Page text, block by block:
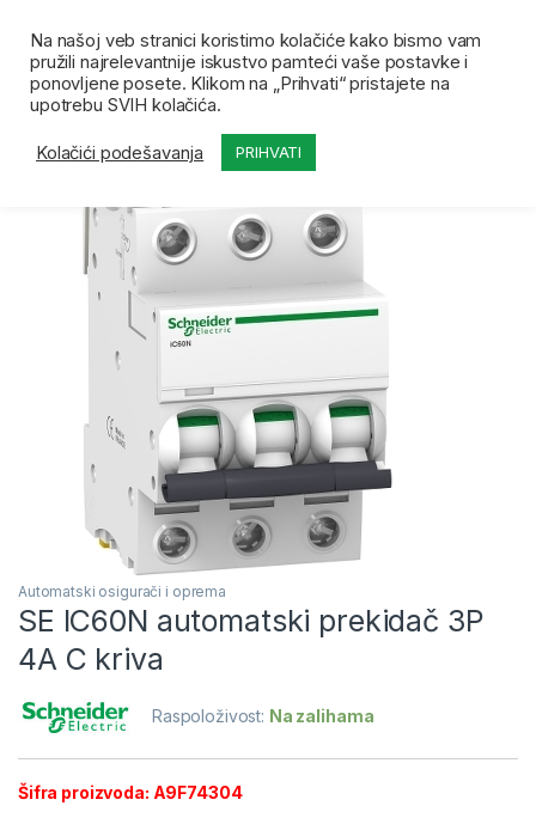
Početna Prodavnica Automatski osigurači i oprema
Automatski osigurači i oprema
SE IC60N automatski prekidač 3P
4A C kriva
Raspoloživost: Na zalihama
Šifra proizvoda: A9F74304
Na našoj veb stranici koristimo kolačiće kako bismo vam
pružili najrelevantnije iskustvo pamteći vaše postavke i
ponovljene posete. Klikom na „Prihvati“ pristajete na
upotrebu SVIH kolačića.
Kolačići podešavanja PRIHVATI